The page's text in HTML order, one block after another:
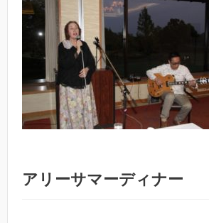
アリーサマーディナー